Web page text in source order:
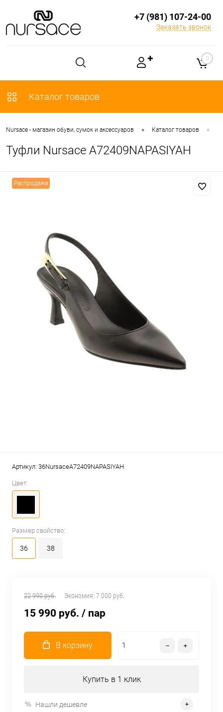
+7 (981) 107-24-00
Заказать звонок
✚ 0
Каталог товаров
Nursace - магазин обуви, сумок и аксессуаров • Каталог товаров •
Туфли Nursace A72409NAPASIYAH
Распродажа
Артикул: 36NursaceA72409NAPASIYAH
Цвет:
Размер свойство:
36 38
22 990 руб. Экономия: 7 000 руб.
15 990 руб. / пар
В корзину
Купить в 1 клик
Нашли дешевле